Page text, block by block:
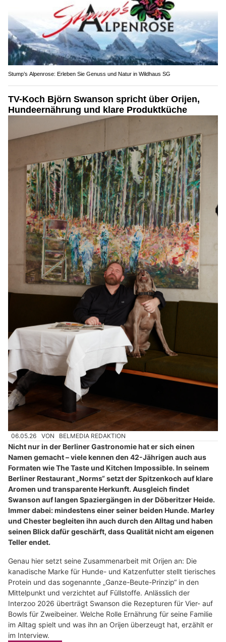
Stump’s Alpenrose: Erleben Sie Genuss und Natur in Wildhaus SG
TV-Koch Björn Swanson spricht über Orijen,
Hundeernährung und klare Produktküche
06.05.26 VON BELMEDIA REDAKTION
Nicht nur in der Berliner Gastronomie hat er sich einen
Namen gemacht – viele kennen den 42-Jährigen auch aus
Formaten wie The Taste und Kitchen Impossible. In seinem
Berliner Restaurant „Norms“ setzt der Spitzenkoch auf klare
Aromen und transparente Herkunft. Ausgleich findet
Swanson auf langen Spaziergängen in der Döberitzer Heide.
Immer dabei: mindestens einer seiner beiden Hunde. Marley
und Chester begleiten ihn auch durch den Alltag und haben
seinen Blick dafür geschärft, dass Qualität nicht am eigenen
Teller endet.
Genau hier setzt seine Zusammenarbeit mit Orijen an: Die
kanadische Marke für Hunde- und Katzenfutter stellt tierisches
Protein und das sogenannte „Ganze-Beute-Prinzip“ in den
Mittelpunkt und verzichtet auf Füllstoffe. Anlässlich der
Interzoo 2026 überträgt Swanson die Rezepturen für Vier- auf
Bowls für Zweibeiner. Welche Rolle Ernährung für seine Familie
im Alltag spielt und was ihn an Orijen überzeugt hat, erzählt er
im Interview.